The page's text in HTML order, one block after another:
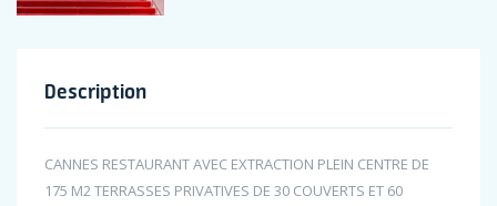
Description
CANNES RESTAURANT AVEC EXTRACTION PLEIN CENTRE DE
175 M2 TERRASSES PRIVATIVES DE 30 COUVERTS ET 60